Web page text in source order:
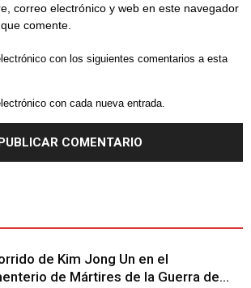
correo electrónico y web en este navegador
comente.
con los siguientes comentarios a esta
con cada nueva entrada.
de Kim Jong Un en el
de Mártires de la Guerra de...